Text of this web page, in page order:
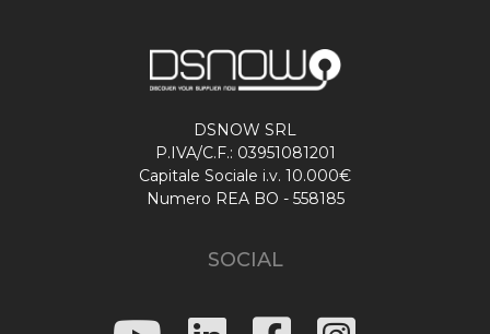
DSNOW SRL
P.IVA/C.F.: 03951081201
Capitale Sociale i.v. 10.000€
Numero REA BO - 558185
SOCIAL